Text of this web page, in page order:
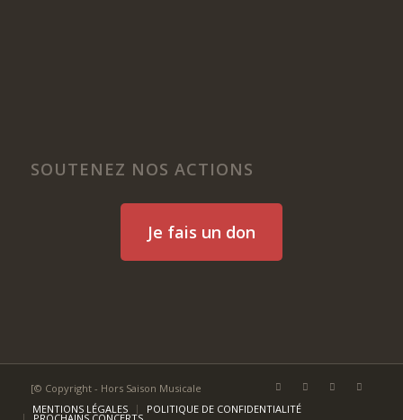
SOUTENEZ NOS ACTIONS
Je fais un don
[© Copyright - Hors Saison Musicale
MENTIONS LÉGALES
POLITIQUE DE CONFIDENTIALITÉ